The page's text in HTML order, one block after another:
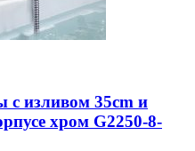
с изливом 35cm и
хром G2250-8-